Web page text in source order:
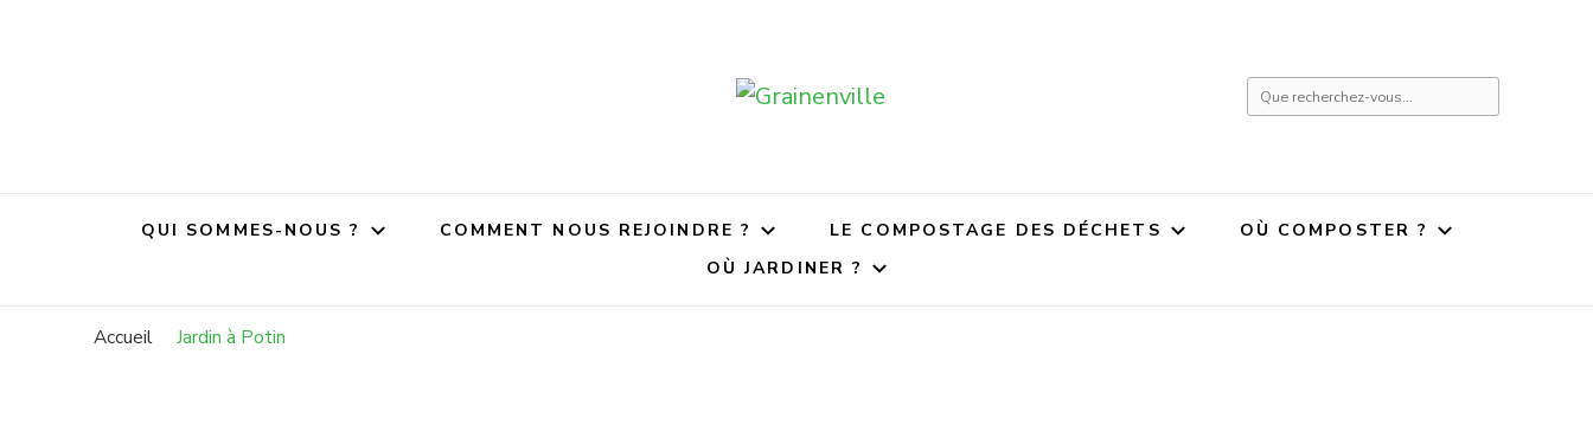
Vous
QUI SOMMES-NOUS ? COMMENT NOUS REJOINDRE ? LE COMPOSTAGE DES DÉCHETS
OÙ COMPOSTER ?
OÙ JARDINER ?
Accueil Jardin à Potin